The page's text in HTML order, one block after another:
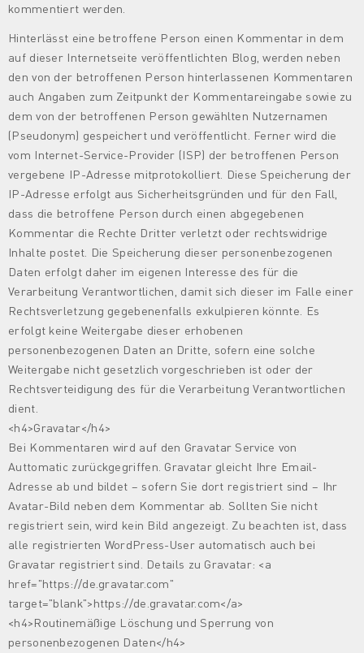
kommentiert werden.
Hinterlässt eine betroffene Person einen Kommentar in dem
auf dieser Internetseite veröffentlichten Blog, werden neben
den von der betroffenen Person hinterlassenen Kommentaren
auch Angaben zum Zeitpunkt der Kommentareingabe sowie zu
dem von der betroffenen Person gewählten Nutzernamen
(Pseudonym) gespeichert und veröffentlicht. Ferner wird die
vom Internet-Service-Provider (ISP) der betroffenen Person
vergebene IP-Adresse mitprotokolliert. Diese Speicherung der
IP-Adresse erfolgt aus Sicherheitsgründen und für den Fall,
dass die betroffene Person durch einen abgegebenen
Kommentar die Rechte Dritter verletzt oder rechtswidrige
Inhalte postet. Die Speicherung dieser personenbezogenen
Daten erfolgt daher im eigenen Interesse des für die
Verarbeitung Verantwortlichen, damit sich dieser im Falle einer
Rechtsverletzung gegebenenfalls exkulpieren könnte. Es
erfolgt keine Weitergabe dieser erhobenen
personenbezogenen Daten an Dritte, sofern eine solche
Weitergabe nicht gesetzlich vorgeschrieben ist oder der
Rechtsverteidigung des für die Verarbeitung Verantwortlichen
dient.
<h4>Gravatar</h4>
Bei Kommentaren wird auf den Gravatar Service von
Auttomatic zurückgegriffen. Gravatar gleicht Ihre Email-
Adresse ab und bildet – sofern Sie dort registriert sind – Ihr
Avatar-Bild neben dem Kommentar ab. Sollten Sie nicht
registriert sein, wird kein Bild angezeigt. Zu beachten ist, dass
alle registrierten WordPress-User automatisch auch bei
Gravatar registriert sind. Details zu Gravatar: <a
href="https://de.gravatar.com"
target="blank">https://de.gravatar.com</a>
<h4>Routinemäßige Löschung und Sperrung von
personenbezogenen Daten</h4>